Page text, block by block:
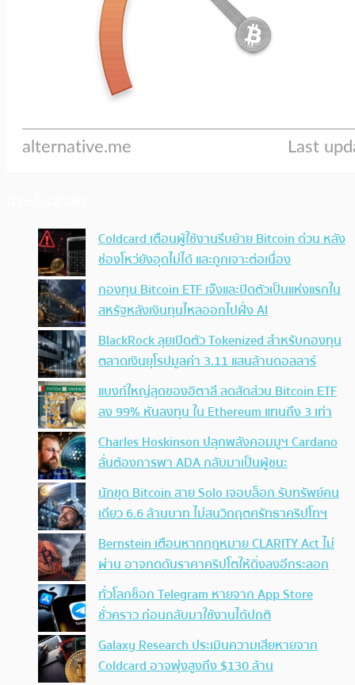
Coldcard เตือนผู้ใช้งานรีบย้าย Bitcoin ด่วน หลัง
ช่องโหว่ยังอุดไม่ได้ และถูกเจาะต่อเนื่อง
กองทุน Bitcoin ETF เจ๊งและปิดตัวเป็นแห่งแรกใน
สหรัฐหลังเงินทุนไหลออกไปฝั่ง AI
BlackRock ลุยเปิดตัว Tokenized สำหรับกองทุน
ตลาดเงินยุโรปมูลค่า 3.11 แสนล้านดอลลาร์
แบงก์ใหญ่สุดของอิตาลี ลดสัดส่วน Bitcoin ETF
ลง 99% หันลงทุน ใน Ethereum แทนถึง 3 เท่า
Charles Hoskinson ปลุกพลังคอมมูฯ Cardano
ลั่นต้องการพา ADA กลับมาเป็นผู้ชนะ
นักขุด Bitcoin สาย Solo เจอบล็อก รับทรัพย์คน
เดียว 6.6 ล้านบาท ไม่สนวิกฤตศรัทธาคริปโทฯ
Bernstein เตือนหากกฎหมาย CLARITY Act ไม่
ผ่าน อาจกดดันราคาคริปโตให้ดิ่งลงอีกระลอก
ทั่วโลกช็อก Telegram หายจาก App Store
ชั่วคราว ก่อนกลับมาใช้งานได้ปกติ
Galaxy Research ประเมินความเสียหายจาก
Coldcard อาจพุ่งสูงถึง $130 ล้าน